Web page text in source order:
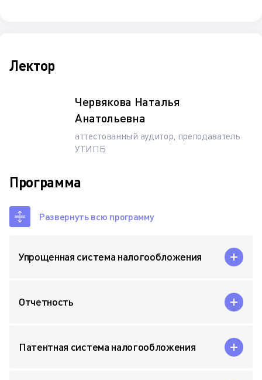
Лектор
Червякова Наталья
Анатольевна
аттестованный аудитор, преподаватель
УТИПБ
Программа
Развернуть всю программу
Упрощенная система налогообложения
Отчетность
Патентная система налогообложения